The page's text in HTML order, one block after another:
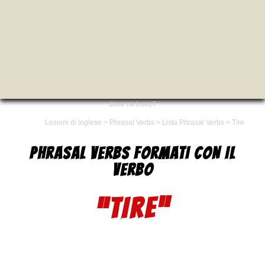
dove mi trovo?
Lezioni di Inglese > Phrasal Verbs > Lista Phrasal Verbs > Tire
PHRASAL VERBS FORMATI CON IL
VERBO
“TIRE”